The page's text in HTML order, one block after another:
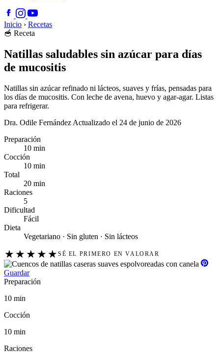
Inicio › Recetas
🥣 Receta
Natillas saludables sin azúcar para días
de mucositis
Natillas sin azúcar refinado ni lácteos, suaves y frías, pensadas para
los días de mucositis. Con leche de avena, huevo y agar-agar. Listas
para refrigerar.
Dra. Odile Fernández Actualizado el 24 de junio de 2026
Preparación
10 min
Cocción
10 min
Total
20 min
Raciones
5
Dificultad
Fácil
Dieta
Vegetariano · Sin gluten · Sin lácteos
★ ★ ★ ★ ★ SÉ EL PRIMERO EN VALORAR
Guardar
Preparación
10 min
Cocción
10 min
Raciones